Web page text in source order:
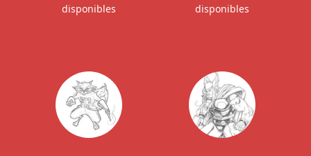
disponibles
disponibles